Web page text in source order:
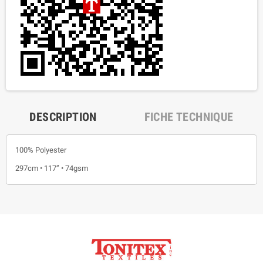
DESCRIPTION FICHE TECHNIQUE
100% Polyester
297cm • 117” • 74gsm